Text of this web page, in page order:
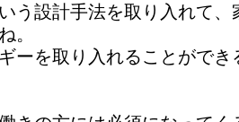
設計手法を取り入れて、
。
ーを取り入れることがで